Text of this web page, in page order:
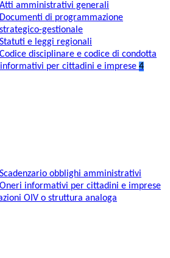
Atti amministrativi generali
Documenti di programmazione
strategico-gestionale
Statuti e leggi regionali
Codice disciplinare e codice di condotta
per cittadini e imprese 4
Scadenzario obblighi amministrativi
Oneri informativi per cittadini e imprese
OIV o struttura analoga